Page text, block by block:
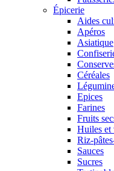
Épicerie
Aides
Apéros
Asiatique
Céréales
Epices
Farines
Fruits
Huiles et
Riz-
Sauces
Sucres